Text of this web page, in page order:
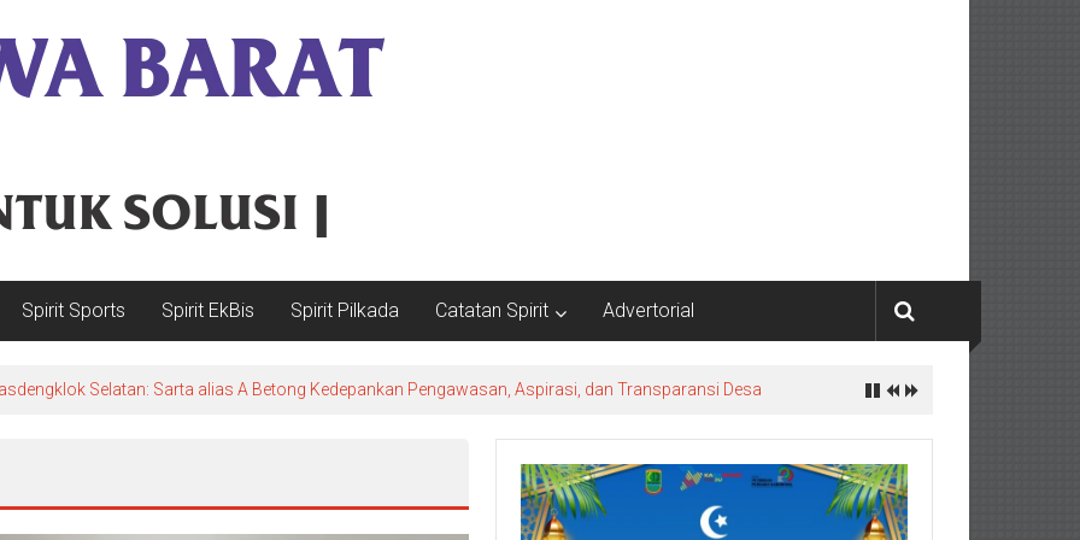
Spirit Sports Spirit EkBis Spirit Pilkada Catatan Spirit Advertorial
Selatan: Sarta alias A Betong Kedepankan Pengawasan, Aspirasi, dan Transparansi Desa